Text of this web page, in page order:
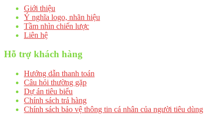
Giới thiệu
Ý nghĩa logo, nhãn hiệu
Tầm nhìn chiến lược
Liên hệ
Hỗ trợ khách hàng
Hướng dẫn thanh toán
Câu hỏi thường gặp
Dự án tiêu biểu
Chính sách trả hàng
Chính sách bảo vệ thông tin cá nhân của người tiêu dùng